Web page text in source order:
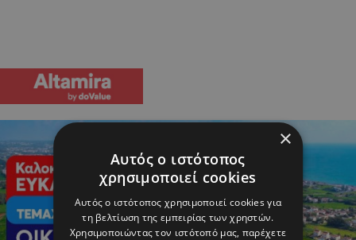
×
Αυτός ο ιστότοπος
χρησιμοποιεί cookies
Αυτός ο ιστότοπος χρησιμοποιεί cookies για
τη βελτίωση της εμπειρίας των χρηστών.
Χρησιμοποιώντας τον ιστότοπό μας, παρέχετε